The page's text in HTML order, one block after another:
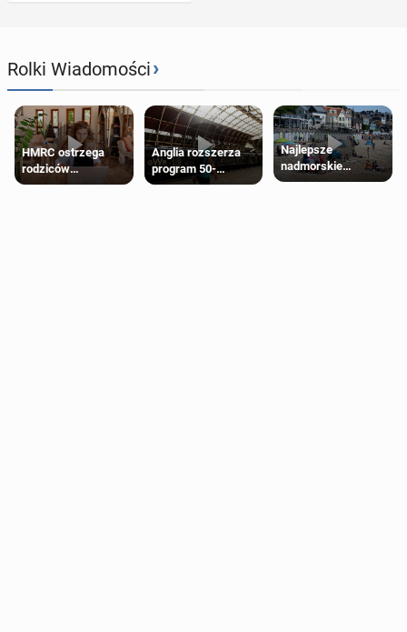
Rolki Wiadomości›
HMRC ostrzega
rodziców
pobierających Child
Anglia rozszerza
program 50-
procentowych
Najlepsze
nadmorskie
miasteczko blisko